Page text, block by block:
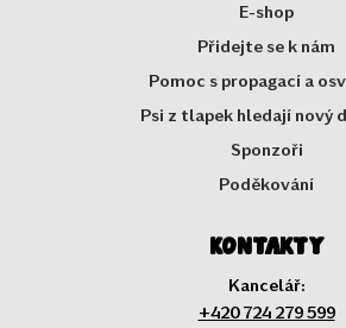
E-shop
Přidejte se k nám
Pomoc s propagací a
Psi z tlapek hledají nový
Sponzoři
Poděkování
Kontakty
Kancelář:
+420 724 279 599